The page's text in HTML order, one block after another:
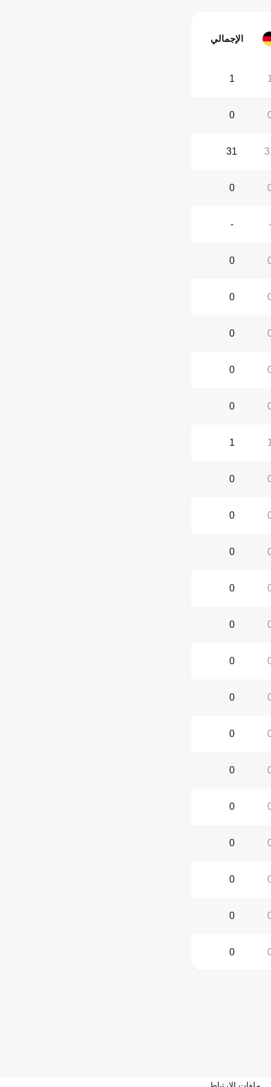
الإجمالي
1
1
0
31
0
-
-
0
0
0
0
0
1
1
0
0
0
0
0
0
0
0
0
0
0
0
0
0
ملفات الارتباط